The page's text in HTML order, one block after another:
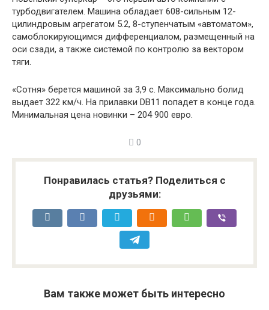
турбодвигателем. Машина обладает 608-сильным 12-
цилиндровым агрегатом 5.2, 8-ступенчатым «автоматом»,
самоблокирующимся дифференциалом, размещенный на
оси сзади, а также системой по контролю за вектором
тяги.
«Сотня» берется машиной за 3,9 с. Максимально болид
выдает 322 км/ч. На прилавки DB11 попадет в конце года.
Минимальная цена новинки – 204 900 евро.
0
Понравилась статья? Поделиться с
друзьями:
Вам также может быть интересно